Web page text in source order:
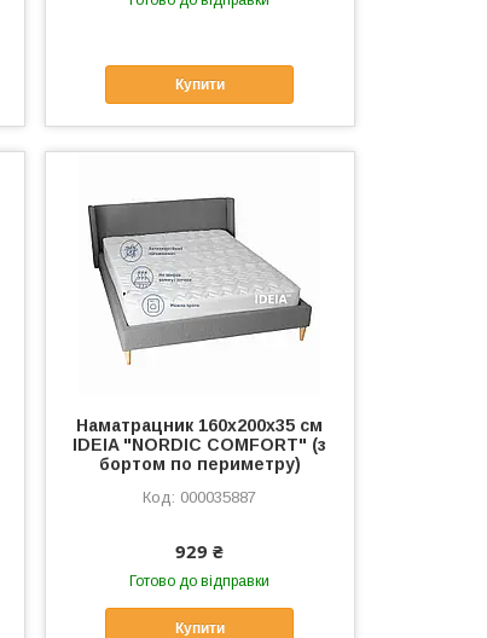
Купити
Наматрацник 160х200х35 см
IDEIA "NORDIC COMFORT" (з
бортом по периметру)
000035887
929 ₴
Готово до відправки
Купити